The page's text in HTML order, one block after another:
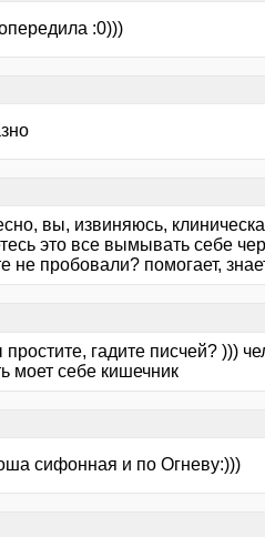
:0)))
вы, извиняюсь,
это все вымывать себе
не пробовали? помогает,
гадите писчей? )))
моет себе кишечник
сифонная и по Огневу:)))